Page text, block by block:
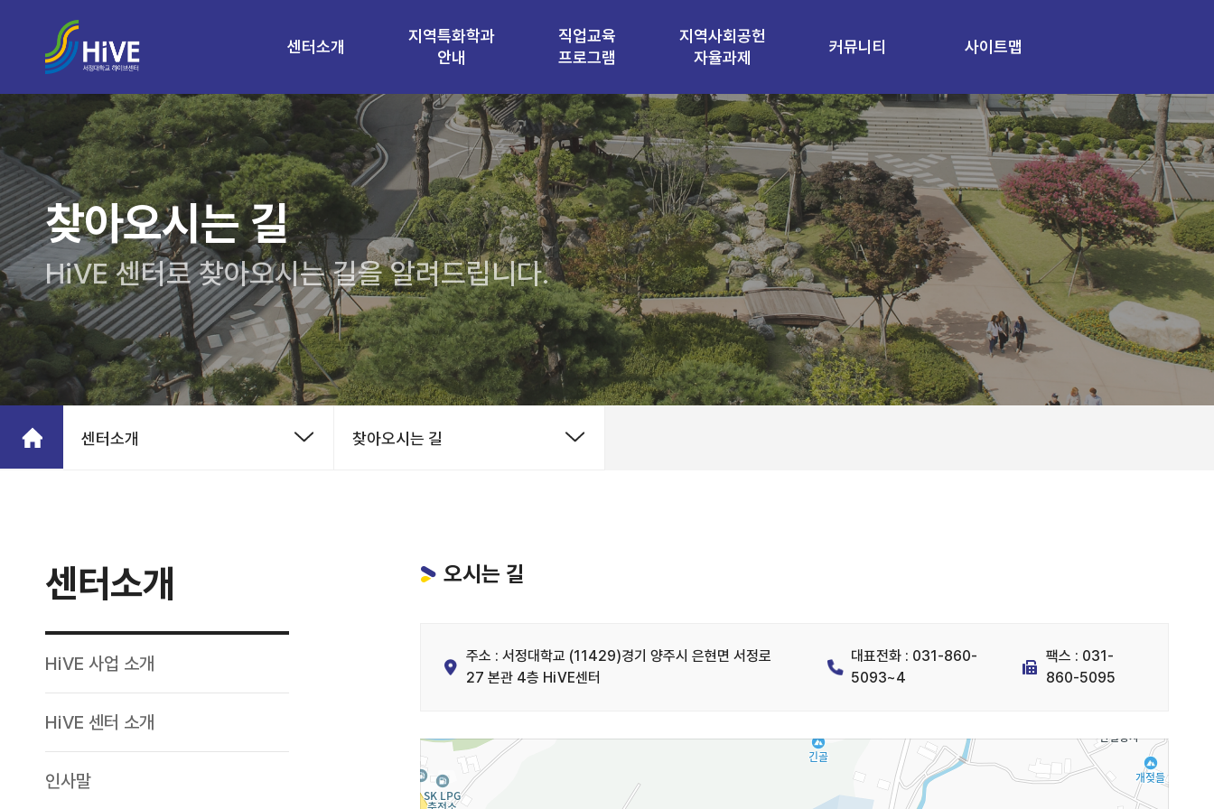
센터소개
지역특화학과
안내
직업교육
프로그램
지역사회공헌
자율과제
커뮤니티 사이트맵
찾아오시는 길
HiVE 센터로 찾아오시는 길을 알려드립니다.
센터소개 찾아오시는 길
센터소개
HiVE 사업 소개
HiVE 센터 소개
인사말
오시는 길
주소 : 서정대학교 (11429)경기 양주시 은현면 서정로
27 본관 4층 HiVE센터
대표전화 : 031-860-
5093~4
팩스 : 031-
860-5095